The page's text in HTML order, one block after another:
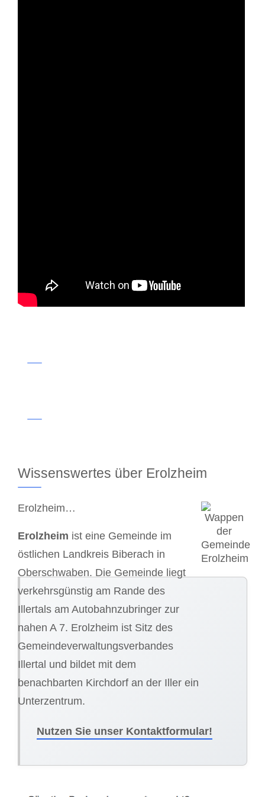
Wissenswertes über Erolzheim
Erolzheim…
Erolzheim ist eine Gemeinde im
östlichen Landkreis Biberach in
Oberschwaben. Die Gemeinde liegt
verkehrsgünstig am Rande des
Illertals am Autobahnzubringer zur
nahen A 7. Erolzheim ist Sitz des
Gemeindeverwaltungsverbandes
Illertal und bildet mit dem
benachbarten Kirchdorf an der Iller ein
Unterzentrum.
Nutzen Sie unser Kontaktformular!